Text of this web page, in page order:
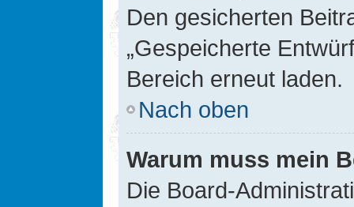
Den gesicherten
„Gespeicherte
Bereich erneut laden.
Nach oben
Warum muss mein
Die Board-